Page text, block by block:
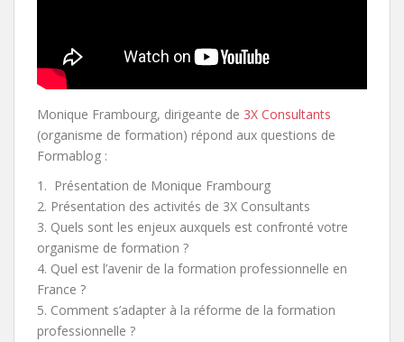
Monique Frambourg, dirigeante de 3X Consultants
(organisme de formation) répond aux questions de
Formablog :
1. Présentation de Monique Frambourg
2. Présentation des activités de 3X Consultants
3. Quels sont les enjeux auxquels est confronté votre
organisme de formation ?
4. Quel est l’avenir de la formation professionnelle en
France ?
5. Comment s’adapter à la réforme de la formation
professionnelle ?